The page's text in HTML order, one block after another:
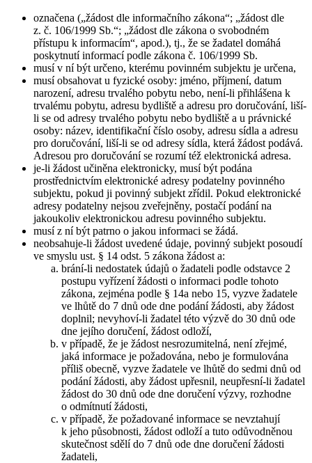
označena („žádost dle informačního zákona“; „žádost dle
z. č. 106/1999 Sb.“; „žádost dle zákona o svobodném
přístupu k informacím“, apod.), tj., že se žadatel domáhá
poskytnutí informací podle zákona č. 106/1999 Sb.
musí v ní být určeno, kterému povinném subjektu je určena,
musí obsahovat u fyzické osoby: jméno, příjmení, datum
narození, adresu trvalého pobytu nebo, není-li přihlášena k
trvalému pobytu, adresu bydliště a adresu pro doručování, liší-
li se od adresy trvalého pobytu nebo bydliště a u právnické
osoby: název, identifikační číslo osoby, adresu sídla a adresu
pro doručování, liší-li se od adresy sídla, která žádost podává.
Adresou pro doručování se rozumí též elektronická adresa.
je-li žádost učiněna elektronicky, musí být podána
prostřednictvím elektronické adresy podatelny povinného
subjektu, pokud ji povinný subjekt zřídil. Pokud elektronické
adresy podatelny nejsou zveřejněny, postačí podání na
jakoukoliv elektronickou adresu povinného subjektu.
musí z ní být patrno o jakou informaci se žádá.
neobsahuje-li žádost uvedené údaje, povinný subjekt posoudí
ve smyslu ust. § 14 odst. 5 zákona žádost a:
brání-li nedostatek údajů o žadateli podle odstavce 2
postupu vyřízení žádosti o informaci podle tohoto
zákona, zejména podle § 14a nebo 15, vyzve žadatele
ve lhůtě do 7 dnů ode dne podání žádosti, aby žádost
doplnil; nevyhoví-li žadatel této výzvě do 30 dnů ode
dne jejího doručení, žádost odloží,
v případě, že je žádost nesrozumitelná, není zřejmé,
jaká informace je požadována, nebo je formulována
příliš obecně, vyzve žadatele ve lhůtě do sedmi dnů od
podání žádosti, aby žádost upřesnil, neupřesní-li žadatel
žádost do 30 dnů ode dne doručení výzvy, rozhodne
o odmítnutí žádosti,
v případě, že požadované informace se nevztahují
k jeho působnosti, žádost odloží a tuto odůvodněnou
skutečnost sdělí do 7 dnů ode dne doručení žádosti
žadateli,